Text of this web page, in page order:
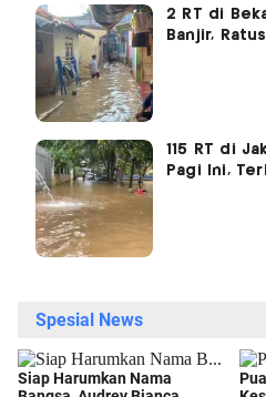
2 RT di
Banjir,
115 RT di
Pagi Ini,